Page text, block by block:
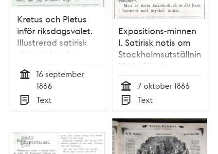
Kretus och Pletus
inför riksdagsvalet.
Illustrerad satirisk
dialog i Söndags-
Nisse – Illustreradt
Veckoblad för
Skämt, Humor och
Satir, nr 38, den 16
september 1866
16 september
1866
Typ
Text
Expositions-minnen
I. Satirisk notis om
Stockholmsutställningen
1866 i Söndags-
Nisse – Illustreradt
Veckoblad för
Skämt, Humor och
Satir, nr 41, den 7
oktober 1866
Tid
7 oktober 1866
Typ
Text